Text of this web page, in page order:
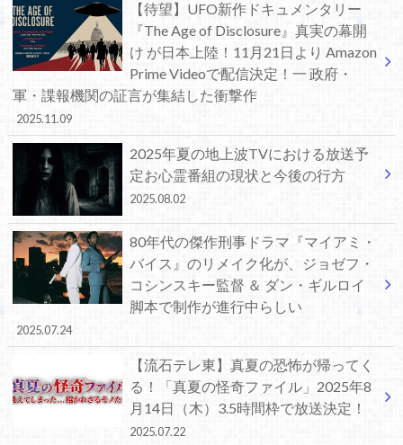
【待望】UFO新作ドキュメンタリー
『The Age of Disclosure』真実の幕開
け が日本上陸！11月21日より Amazon
Prime Videoで配信決定！一 政府・
軍・諜報機関の証言が集結した衝撃作
2025.11.09
2025年夏の地上波TVにおける放送予
定お心霊番組の現状と今後の行方
2025.08.02
80年代の傑作刑事ドラマ『マイアミ・
バイス』のリメイク化が、ジョゼフ・
コシンスキー監督 ＆ ダン・ギルロイ
脚本で制作が進行中らしい
2025.07.24
【流石テレ東】真夏の恐怖が帰ってく
る！「真夏の怪奇ファイル」2025年8
月14日（木）3.5時間枠で放送決定！
2025.07.22